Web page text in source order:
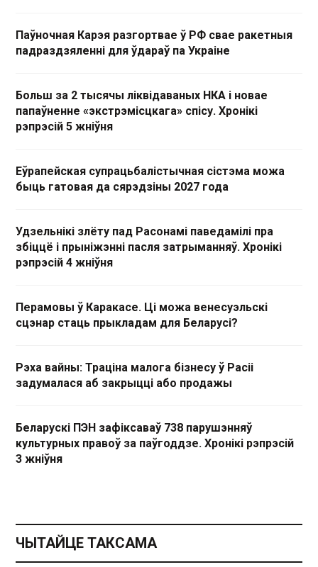
Паўночная Карэя разгортвае ў РФ свае ракетныя
падраздзяленні для ўдараў па Украіне
Больш за 2 тысячы ліквідаваных НКА і новае
папаўненне «экстрэмісцкага» спісу. Хронікі
рэпрэсій 5 жніўня
Еўрапейская супрацьбалістычная сістэма можа
быць гатовая да сярэдзіны 2027 года
Удзельнікі злёту пад Расонамі паведамілі пра
збіццё і прыніжэнні пасля затрыманняў. Хронікі
рэпрэсій 4 жніўня
Перамовы ў Каракасе. Ці можа венесуэльскі
сцэнар стаць прыкладам для Беларусі?
Рэха вайны: Траціна малога бізнесу ў Расіі
задумалася аб закрыцці або продажы
Беларускі ПЭН зафіксаваў 738 парушэнняў
культурных правоў за паўгоддзе. Хронікі рэпрэсій
3 жніўня
ЧЫТАЙЦЕ ТАКСАМА